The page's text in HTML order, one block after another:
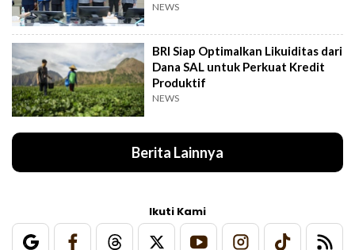
NEWS
BRI Siap Optimalkan Likuiditas dari
Dana SAL untuk Perkuat Kredit
Produktif
NEWS
Berita Lainnya
Ikuti Kami